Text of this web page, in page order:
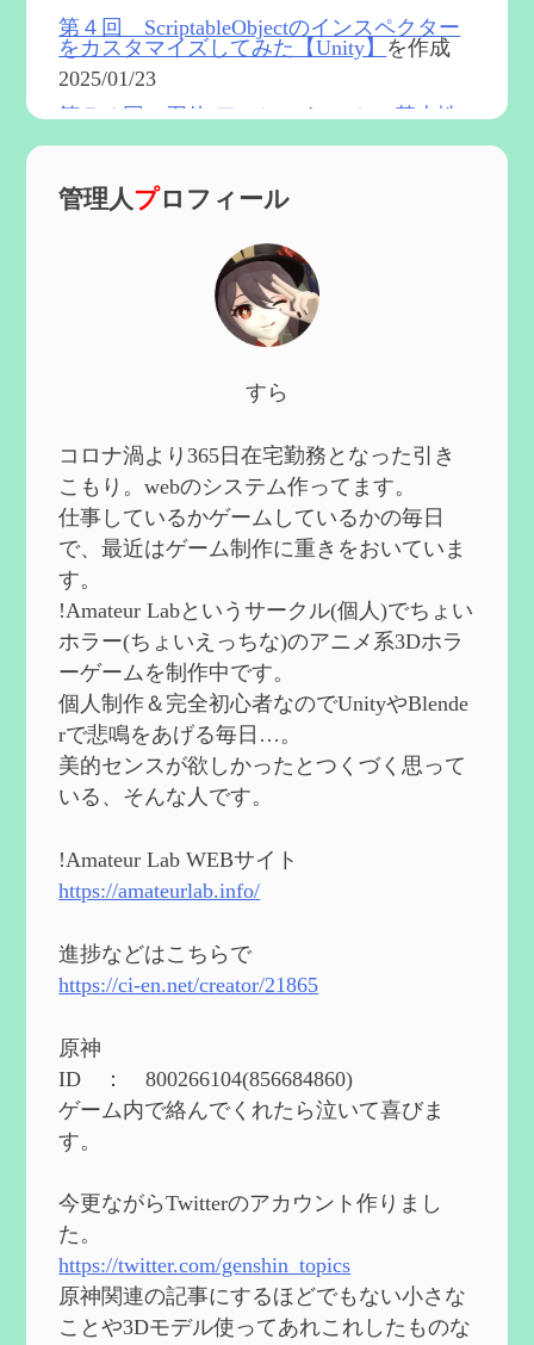
第４回 ScriptableObjectのインスペクター
をカスタマイズしてみた【Unity】 を作成
2025/01/23
第５４回 召使(アルレッキーノ)の基本性
第６０回 炎神マーヴィカの性能、探索に
第５９回 アチーブメント「対決者・２」
を作成
第５８回 集敵以外のすべてを持ってしま
ったサポーターシロネンの解説【2凸ま
2024/09/02
第５７回 アチーブメント「対決者・１」
を手に入れたい
を作成
2024/09/02
第５６回 ムアラニの簡易解説と使用感な
ど【0~1凸】
2024/08/11
第５５回 【無凸無モチ】エミリエを使っ
てみた感想を作成
2024/06/26
第４９回 フリーナの簡易性能紹介とテン
ションについての検証を更新
2024/05/12
能と3凸までを更新
2024/05/11
eを3BBB化してみた
2024/04/26
2024/04/03
第４８回 ヌヴィレットの性能と凸比較
更新
2024/2/10
能 それぞれの強みなどを作成
2024/2/04
第５２回 璃月精鋭狩ルート【沈玉の谷
編】を作成
2024/1/25
管理人プロフィール
すら
コロナ渦より365日在宅勤務となった引き
こもり。webのシステム作ってます。
仕事しているかゲームしているかの毎日
で、最近はゲーム制作に重きをおいていま
す。
!Amateur Labというサークル(個人)でちょい
ホラー(ちょいえっちな)のアニメ系3Dホラ
ーゲームを制作中です。
個人制作＆完全初心者なのでUnityやBlende
rで悲鳴をあげる毎日…。
美的センスが欲しかったとつくづく思って
いる、そんな人です。
!Amateur Lab WEBサイト
https://amateurlab.info/
進捗などはこちらで
https://ci-en.net/creator/21865
原神
ID ： 800266104(856684860)
ゲーム内で絡んでくれたら泣いて喜びま
す。
今更ながらTwitterのアカウント作りまし
た。
https://twitter.com/genshin_topics
原神関連の記事にするほどでもない小さな
ことや3Dモデル使ってあれこれしたものな